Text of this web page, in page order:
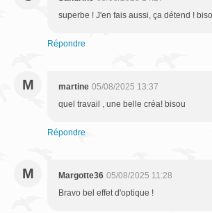
superbe ! J'en fais aussi, ça détend !
Répondre
M martine 05/08/2025 13:37
quel travail , une belle créa! bisou
Répondre
M Margotte36 05/08/2025 11:28
Bravo bel effet d'optique !